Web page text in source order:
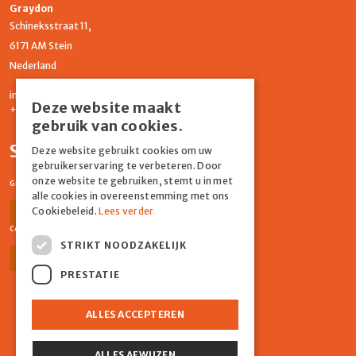
Graydon
Schineksstraat 11,
6171 AM Stein
Nederland
info@graydonevents.nl
+316 11435859
Social media
Graydon Events
Facebook Instagram
Comiq
Facebook
Deze website maakt
gebruik van cookies.
Deze website gebruikt cookies om uw
gebruikerservaring te verbeteren. Door
onze website te gebruiken, stemt u in met
alle cookies in overeenstemming met ons
Cookiebeleid.Lees verder
STRIKT NOODZAKELIJK
PRESTATIE
ALLES ACCEPTEREN